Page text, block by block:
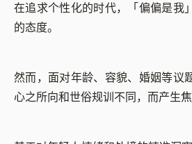
在追求个性化的时代，「偏偏是我
的态度。
然而，面对年龄、容貌、婚姻等议
心之所向和世俗规训不同，而产生焦